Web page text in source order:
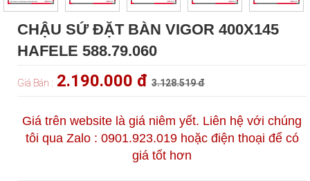
CHẬU SỨ ĐẶT BÀN VIGOR 400X145
HAFELE 588.79.060
Giá Bán : 2.190.000 đ 3.128.519 đ
Giá trên website là giá niêm yết. Liên hệ với chúng
tôi qua Zalo : 0901.923.019 hoặc điện thoại để có
giá tốt hơn